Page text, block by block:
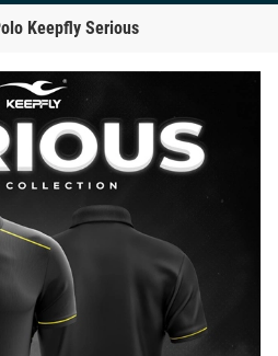
Keepfly Serious